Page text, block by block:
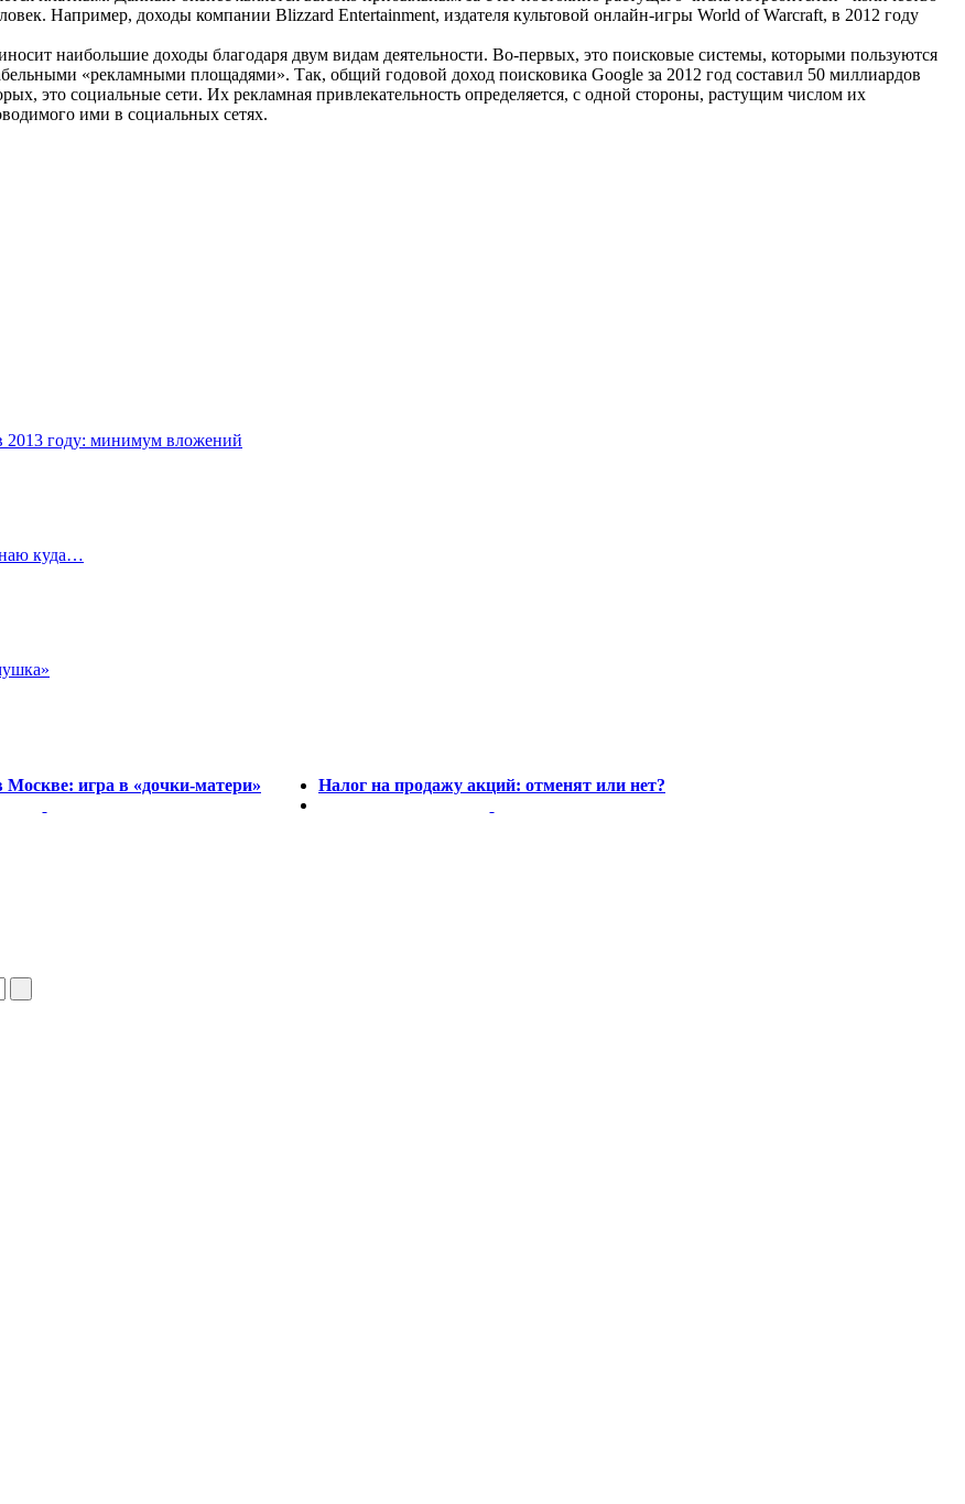
Например, доходы компании Blizzard Entertainment, издателя культовой онлайн-игры World of Warcraft, в 2012 году
наибольшие доходы благодаря двум видам деятельности. Во-первых, это поисковые системы, которыми пользуются
«рекламными площадями». Так, общий годовой доход поисковика Google за 2012 год составил 50 миллиардов
это социальные сети. Их рекламная привлекательность определяется, с одной стороны, растущим числом их
ими в социальных сетях.
2013 году: минимум вложений
куда…
игра в «дочки-матери» Налог на продажу акций: отменят или нет?